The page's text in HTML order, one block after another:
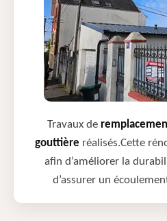
Travaux de
gouttière réalisés.Cette
afin d’améliorer la
d’assurer un